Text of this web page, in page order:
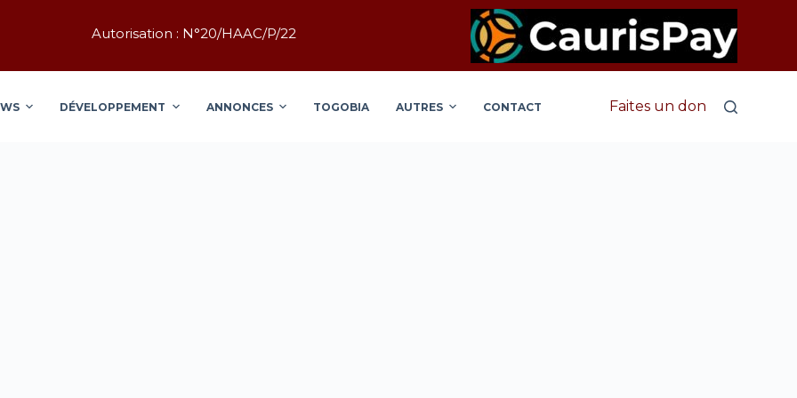
Autorisation : N°20/HAAC/P/22
DÉVELOPPEMENT ANNONCES TOGOBIA AUTRES CONTACT Faites un don